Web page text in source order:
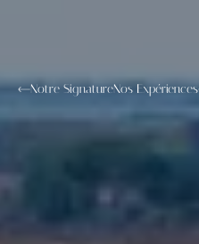
Notre SignatureNos Expériences